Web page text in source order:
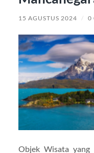
15 AGUSTUS 2024 / 0
Objek Wisata yang